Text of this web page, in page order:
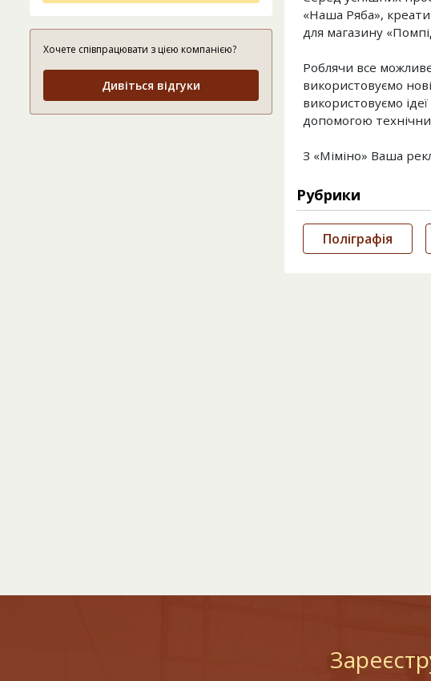
Хочете співпрацювати з цією компанією?
Дивіться відгуки
«Наша Ряба»,
для магазину
Роблячи все
використовуємо
використовуємо
допомогою
З «Міміно» Ваша
Рубрики
Поліграфія